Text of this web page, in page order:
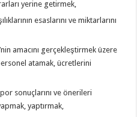
yerine getirmek,
esaslarını ve miktarlarını
amacını gerçekleştirmek üzere
atamak, ücretlerini
sonuçlarını ve önerileri
yaptırmak,